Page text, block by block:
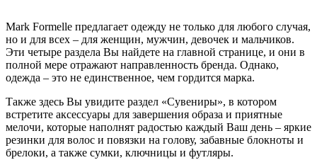
Mark Formelle предлагает одежду не только для любого случая,
но и для всех – для женщин, мужчин, девочек и мальчиков.
Эти четыре раздела Вы найдете на главной странице, и они в
полной мере отражают направленность бренда. Однако,
одежда – это не единственное, чем гордится марка.
Также здесь Вы увидите раздел «Сувениры», в котором
встретите аксессуары для завершения образа и приятные
мелочи, которые наполнят радостью каждый Ваш день – яркие
резинки для волос и повязки на голову, забавные блокноты и
брелоки, а также сумки, ключницы и футляры.